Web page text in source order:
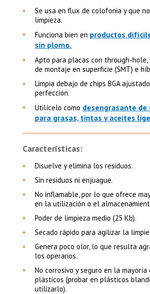
Se usa en flux de colofonia y que
limpieza.
Funciona bien en productos
sin plomo.
Apto para placas con through-
de montaje en superficie (SMT) e
Limpia debajo de chips BGA
perfección.
Utilícelo como desengrasante de
para grasas, tintas y aceites
Características:
Disuelve y elimina los residuos.
Sin residuos ni enjuague.
No inflamable, por lo que ofrece
en la utilización o el
Poder de limpieza medio (25 Kb).
Secado rápido para agilizar la
Genera poco olor, lo que resulta
los operarios.
No corrosivo y seguro en la mayoría
plásticos (probar en plásticos
utilizarlo).